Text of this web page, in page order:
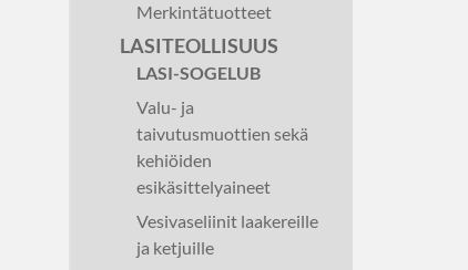
Merkintätuotteet
LASITEOLLISUUS
LASI-SOGELUB
Valu- ja
taivutusmuottien sekä
kehiöiden
esikäsittelyaineet
Vesivaseliinit laakereille
ja ketjuille